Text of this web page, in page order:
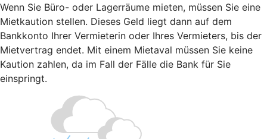
Wenn Sie Büro- oder Lagerräume mieten, müssen Sie eine
Mietkaution stellen. Dieses Geld liegt dann auf dem
Bankkonto Ihrer Vermieterin oder Ihres Vermieters, bis der
Mietvertrag endet. Mit einem Mietaval müssen Sie keine
Kaution zahlen, da im Fall der Fälle die Bank für Sie
einspringt.